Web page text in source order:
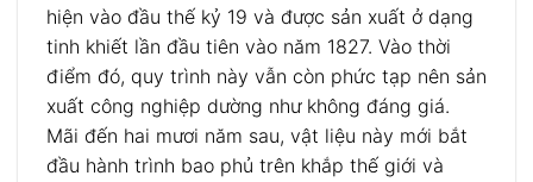
hiện vào đầu thế kỷ 19 và được sản xuất ở dạng
tinh khiết lần đầu tiên vào năm 1827. Vào thời
điểm đó, quy trình này vẫn còn phức tạp nên sản
xuất công nghiệp dường như không đáng giá.
Mãi đến hai mươi năm sau, vật liệu này mới bắt
đầu hành trình bao phủ trên khắp thế giới và